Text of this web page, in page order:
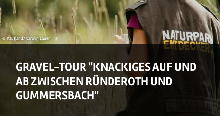
© Kaufland/ Carolin Lauer
GRAVEL-TOUR "KNACKIGES AUF UND
AB ZWISCHEN RÜNDEROTH UND
GUMMERSBACH"